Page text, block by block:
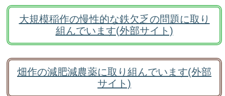
大規模稲作の慢性的な鉄欠乏の問題に取り
組んでいます(外部サイト)
畑作の減肥減農薬に取り組んでいます(外部
サイト)